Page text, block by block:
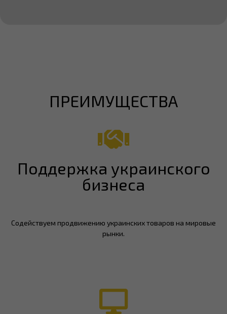
ПРЕИМУЩЕСТВА
Поддержка украинского
бизнеса
Содействуем продвижению украинских товаров на мировые
рынки.